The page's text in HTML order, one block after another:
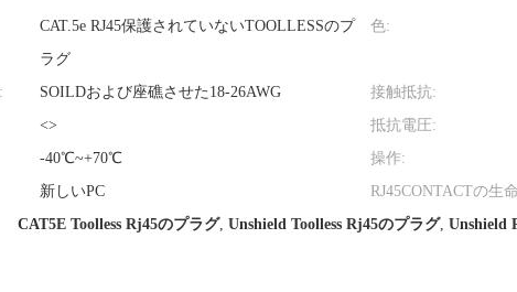
CAT.5e RJ45保護されていないTOOLLESSのプ
ラグ
色:
SOILDおよび座礁させた18-26AWG 接触抵抗:
<> 抵抗電圧:
-40℃~+70℃ 操作:
新しいPC RJ45CONTACTの生
CAT5E Toolless Rj45のプラグ, Unshield Toolless Rj45のプラグ, Unshield